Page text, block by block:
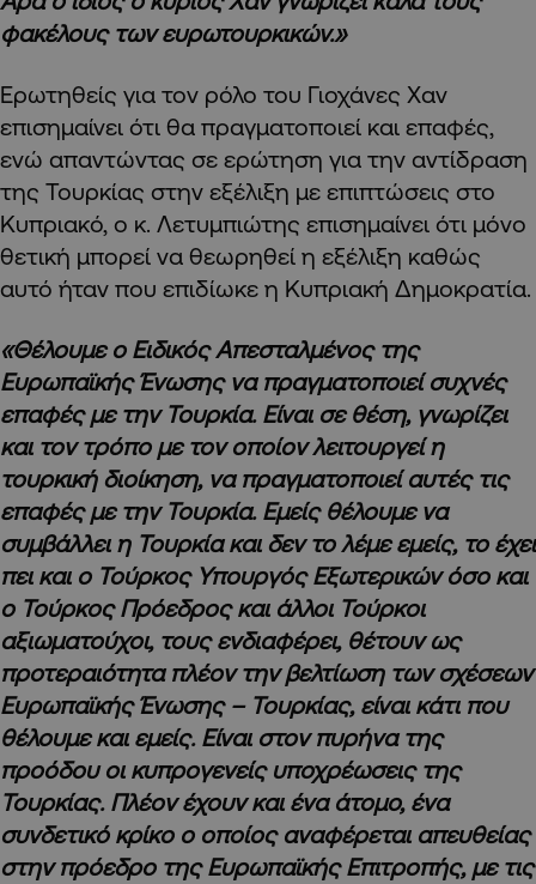
φακέλους των ευρωτουρκικών.»
Ερωτηθείς για τον ρόλο του Γιοχάνες Χαν
επισημαίνει ότι θα πραγματοποιεί και επαφές,
ενώ απαντώντας σε ερώτηση για την αντίδραση
της Τουρκίας στην εξέλιξη με επιπτώσεις στο
Κυπριακό, ο κ. Λετυμπιώτης επισημαίνει ότι μόνο
θετική μπορεί να θεωρηθεί η εξέλιξη καθώς
αυτό ήταν που επιδίωκε η Κυπριακή Δημοκρατία.
«Θέλουμε ο Ειδικός Απεσταλμένος της
Ευρωπαϊκής Ένωσης να πραγματοποιεί συχνές
επαφές με την Τουρκία. Είναι σε θέση, γνωρίζει
και τον τρόπο με τον οποίον λειτουργεί η
τουρκική διοίκηση, να πραγματοποιεί αυτές τις
επαφές με την Τουρκία. Εμείς θέλουμε να
συμβάλλει η Τουρκία και δεν το λέμε εμείς, το έχει
πει και ο Τούρκος Υπουργός Εξωτερικών όσο και
ο Τούρκος Πρόεδρος και άλλοι Τούρκοι
αξιωματούχοι, τους ενδιαφέρει, θέτουν ως
προτεραιότητα πλέον την βελτίωση των σχέσεων
Ευρωπαϊκής Ένωσης – Τουρκίας, είναι κάτι που
θέλουμε και εμείς. Είναι στον πυρήνα της
προόδου οι κυπρογενείς υποχρέωσεις της
Τουρκίας. Πλέον έχουν και ένα άτομο, ένα
συνδετικό κρίκο ο οποίος αναφέρεται απευθείας
στην πρόεδρο της Ευρωπαϊκής Επιτροπής, με τις